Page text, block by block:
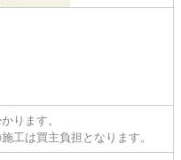
ります。
工は買主負担となります。